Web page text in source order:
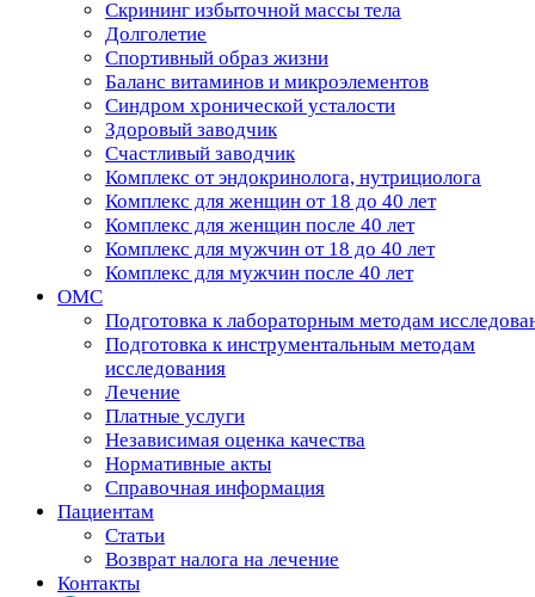
Скрининг избыточной массы тела
Долголетие
Спортивный образ жизни
Баланс витаминов и микроэлементов
Синдром хронической усталости
Здоровый заводчик
Счастливый заводчик
Комплекс от эндокринолога, нутрициолога
Комплекс для женщин от 18 до 40 лет
Комплекс для женщин после 40 лет
Комплекс для мужчин от 18 до 40 лет
Комплекс для мужчин после 40 лет
ОМС
Подготовка к лабораторным методам
Подготовка к инструментальным методам
исследования
Лечение
Платные услуги
Независимая оценка качества
Нормативные акты
Справочная информация
Пациентам
Статьи
Возврат налога на лечение
Контакты